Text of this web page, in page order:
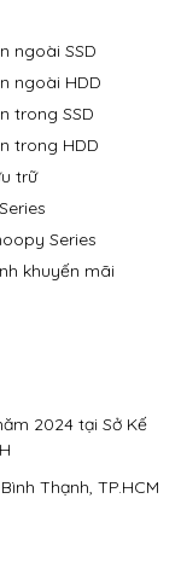
ngoài SSD
ngoài HDD
trong SSD
trong HDD
trữ
Series
khuyến mãi
2024 tại Sở Kế
Thạnh, TP.HCM